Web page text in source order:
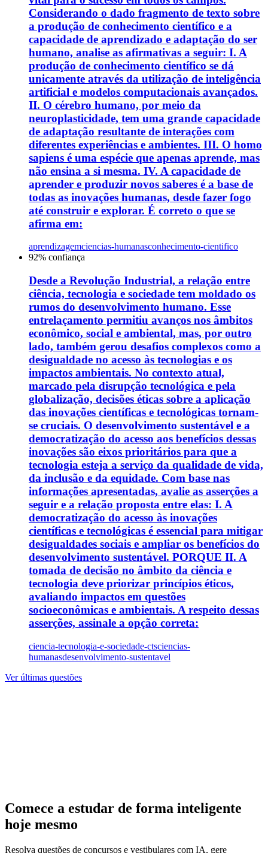
Considerando o dado fragmento de texto sobre
a produção de conhecimento científico e a
capacidade de aprendizado e adaptação do ser
humano, analise as afirmativas a seguir: I. A
produção de conhecimento científico se dá
unicamente através da utilização de inteligência
artificial e modelos computacionais avançados.
II. O cérebro humano, por meio da
neuroplasticidade, tem uma grande capacidade
de adaptação resultante de interações com
diferentes experiências e ambientes. III. O homo
sapiens é uma espécie que apenas aprende, mas
não ensina a si mesma. IV. A capacidade de
aprender e produzir novos saberes é a base de
todas as inovações humanas, desde fazer fogo
até construir e explorar. É correto o que se
afirma em:
aprendizagemciencias-humanasconhecimento-cientifico
92% confiança
Desde a Revolução Industrial, a relação entre
ciência, tecnologia e sociedade tem moldado os
rumos do desenvolvimento humano. Esse
entrelaçamento permitiu avanços nos âmbitos
econômico, social e ambiental, mas, por outro
lado, também gerou desafios complexos como a
desigualdade no acesso às tecnologias e os
impactos ambientais. No contexto atual,
marcado pela disrupção tecnológica e pela
globalização, decisões éticas sobre a aplicação
das inovações científicas e tecnológicas tornam-
se cruciais. O desenvolvimento sustentável e a
democratização do acesso aos benefícios dessas
inovações são eixos prioritários para que a
tecnologia esteja a serviço da qualidade de vida,
da inclusão e da equidade. Com base nas
informações apresentadas, avalie as asserções a
seguir e a relação proposta entre elas: I. A
democratização do acesso às inovações
científicas e tecnológicas é essencial para mitigar
desigualdades sociais e ampliar os benefícios do
desenvolvimento sustentável. PORQUE II. A
tomada de decisão no âmbito da ciência e
tecnologia deve priorizar princípios éticos,
avaliando impactos em questões
socioeconômicas e ambientais. A respeito dessas
asserções, assinale a opção correta:
ciencia-tecnologia-e-sociedade-ctsciencias-
humanasdesenvolvimento-sustentavel
Ver últimas questões
Comece a estudar de forma inteligente
hoje mesmo
Resolva questões de concursos e vestibulares com IA, gere